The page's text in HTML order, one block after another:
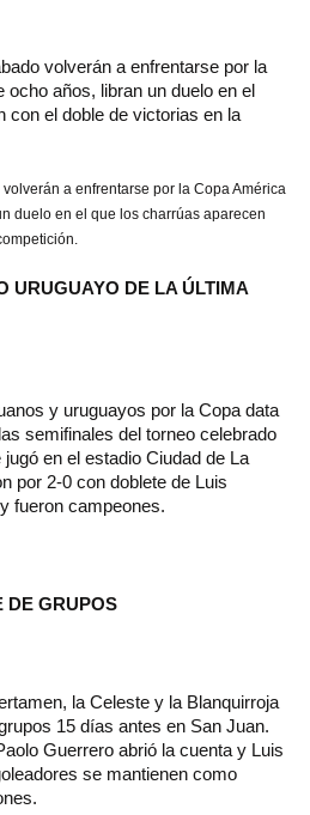
volverán a enfrentarse por la
años, libran un duelo en el
con el doble de victorias en la
a enfrentarse por la Copa América
duelo en el que los charrúas aparecen
URUGUAYO DE LA ÚLTIMA
y uruguayos por la Copa data
semifinales del torneo celebrado
en el estadio Ciudad de La
por 2-0 con doblete de Luis
fueron campeones.
DE GRUPOS
la Celeste y la Blanquirroja
15 días antes en San Juan.
Guerrero abrió la cuenta y Luis
se mantienen como